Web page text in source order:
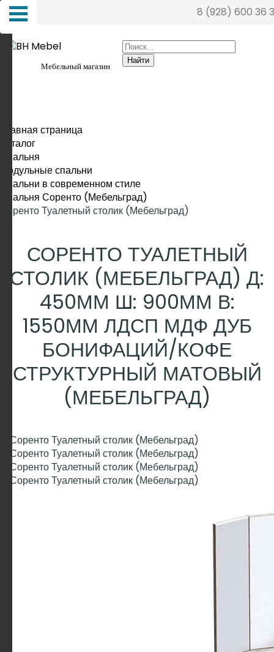
8 (928) 600 36
Мебельный магазин
Найти
Главная страница
Каталог
Спальня
Модульные спальни
Спальни в современном стиле
Спальня Соренто (Мебельград)
Соренто Туалетный столик (Мебельград)
СОРЕНТО ТУАЛЕТНЫЙ
СТОЛИК (МЕБЕЛЬГРАД) Д:
450ММ Ш: 900ММ В:
1550ММ ЛДСП МДФ ДУБ
БОНИФАЦИЙ/КОФЕ
СТРУКТУРНЫЙ МАТОВЫЙ
(МЕБЕЛЬГРАД)